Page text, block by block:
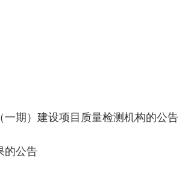
期）建设项目质量检测机构的公告
的公告